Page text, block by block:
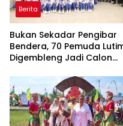
Berita
‎Bukan Sekadar Pengibar
Bendera, 70 Pemuda
Digembleng Jadi Calon